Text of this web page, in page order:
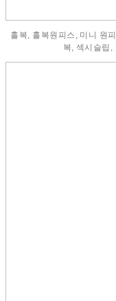
홀복, 홀복원피스, 미니 원
복, 섹시슬립,